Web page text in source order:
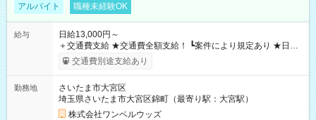
アルバイト 職種未経験OK
給与
日給13,000円～
＋交通費支給 ★交通費全額支給！ ┗案件により規定あり ★日払
いOK！（規定あり） ┗働いたその日に現金GET♪ お仕事後はコ
ンビニATMから 日払い分を引き落とせます！ 【試用期間】試
交通費別途支給あり
勤務地
さいたま市大宮区
埼玉県さいたま市大宮区錦町（最寄り駅：大宮駅）
株式会社ワンベルウッズ